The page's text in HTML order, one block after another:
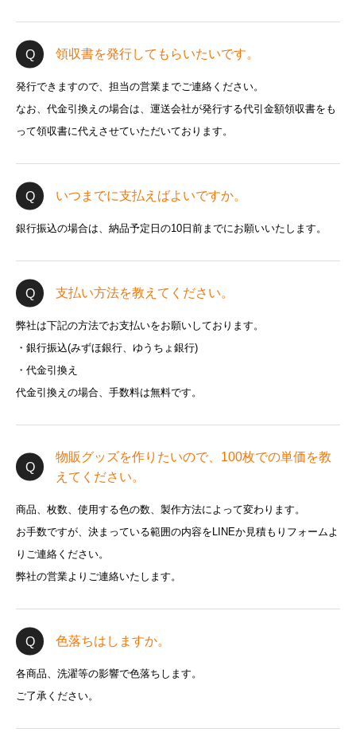
領収書を発行してもらいたいです。
発行できますので、担当の営業までご連絡ください。
なお、代金引換えの場合は、運送会社が発行する代引金額領収書をも
って領収書に代えさせていただいております。
いつまでに支払えばよいですか。
銀行振込の場合は、納品予定日の10日前までにお願いいたします。
支払い方法を教えてください。
弊社は下記の方法でお支払いをお願いしております。
・銀行振込(みずほ銀行、ゆうちょ銀行)
・代金引換え
代金引換えの場合、手数料は無料です。
物販グッズを作りたいので、100枚での単価を教
えてください。
商品、枚数、使用する色の数、製作方法によって変わります。
お手数ですが、決まっている範囲の内容をLINEか見積もりフォームよ
りご連絡ください。
弊社の営業よりご連絡いたします。
色落ちはしますか。
各商品、洗濯等の影響で色落ちします。
ご了承ください。